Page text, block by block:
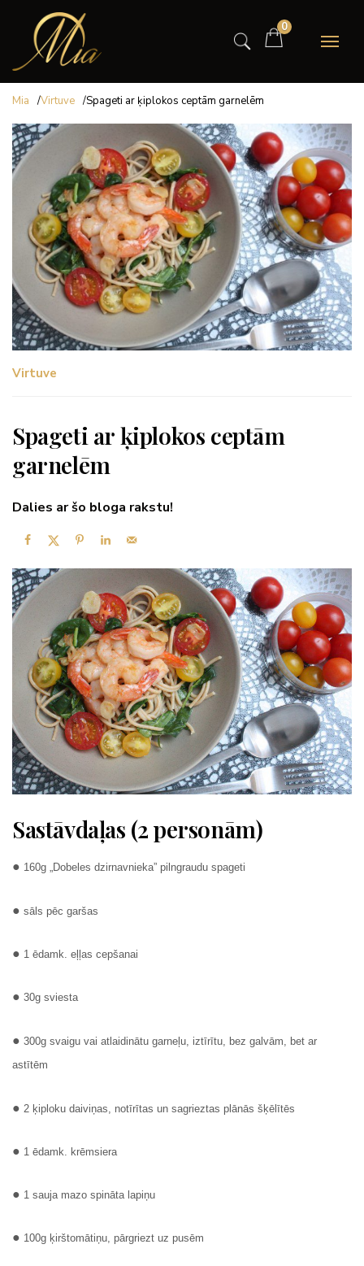
0
Mia /Virtuve /Spageti ar ķiplokos ceptām garnelēm
Virtuve
Spageti ar ķiplokos ceptām
garnelēm
Dalies ar šo bloga rakstu!
Sastāvdaļas (2 personām)
● 160g „Dobeles dzirnavnieka” pilngraudu spageti
● sāls pēc garšas
● 1 ēdamk. eļļas cepšanai
● 30g sviesta
● 300g svaigu vai atlaidinātu garneļu, iztīrītu, bez galvām, bet ar
astītēm
● 2 ķiploku daiviņas, notīrītas un sagrieztas plānās šķēlītēs
● 1 ēdamk. krēmsiera
● 1 sauja mazo spināta lapiņu
● 100g ķirštomātiņu, pārgriezt uz pusēm